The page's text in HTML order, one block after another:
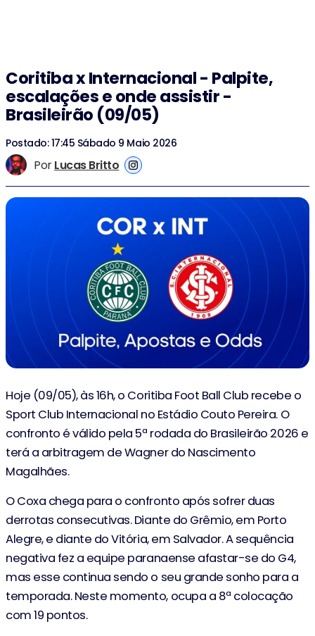
Coritiba x Internacional - Palpite,
escalações e onde assistir -
Brasileirão (09/05)
PorLucas Britto
Postado: 17:45 Sábado 9 Maio 2026
Hoje (09/05), às 16h, o Coritiba Foot Ball Club recebe o
Sport Club Internacional no Estádio Couto Pereira. O
confronto é válido pela 5ª rodada do Brasileirão 2026 e
terá a arbitragem de Wagner do Nascimento
Magalhães.
O Coxa chega para o confronto após sofrer duas
derrotas consecutivas. Diante do Grêmio, em Porto
Alegre, e diante do Vitória, em Salvador. A sequência
negativa fez a equipe paranaense afastar-se do G4,
mas esse continua sendo o seu grande sonho para a
temporada. Neste momento, ocupa a 8ª colocação
com 19 pontos.